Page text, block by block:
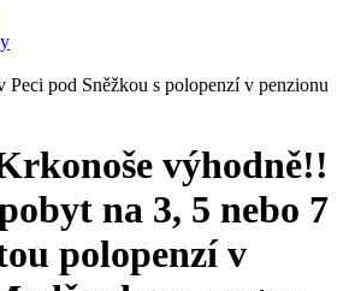
výhodně!!
na 3, 5 nebo 7
polopenzí v